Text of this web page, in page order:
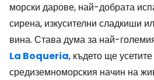
морски дарове, най-добрата
сирена, изкусителни сладкиши
вина. Става дума за най-
La Boqueria, където ще
средиземноморския начин на